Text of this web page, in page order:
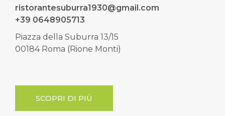
ristorantesuburra1930@gmail.com
+39 0648905713
Piazza della Suburra 13/15
00184 Roma (Rione Monti)
SCOPRI DI PIÙ